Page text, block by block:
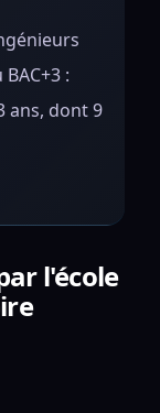
:
ans, dont 9
l'école